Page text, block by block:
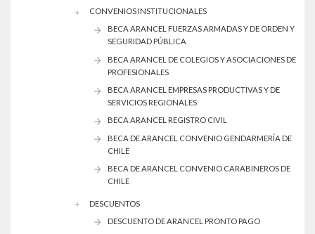
CONVENIOS INSTITUCIONALES
BECA ARANCEL FUERZAS ARMADAS Y DE ORDEN Y
SEGURIDAD PÚBLICA
BECA ARANCEL DE COLEGIOS Y ASOCIACIONES DE
PROFESIONALES
BECA ARANCEL EMPRESAS PRODUCTIVAS Y DE
SERVICIOS REGIONALES
BECA ARANCEL REGISTRO CIVIL
BECA DE ARANCEL CONVENIO GENDARMERÍA DE
CHILE
BECA DE ARANCEL CONVENIO CARABINEROS DE
CHILE
DESCUENTOS
DESCUENTO DE ARANCEL PRONTO PAGO